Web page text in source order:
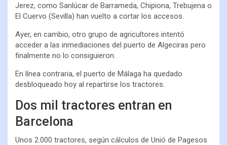
Jerez, como Sanlúcar de Barrameda, Chipiona, Trebujena o
El Cuervo (Sevilla) han vuelto a cortar los accesos.
Ayer, en cambio, otro grupo de agricultores intentó
acceder a las inmediaciones del puerto de Algeciras pero
finalmente no lo consiguieron.
En línea contraria, el puerto de Málaga ha quedado
desbloqueado hoy al repartirse los tractores.
Dos mil tractores entran en
Barcelona
Unos 2.000 tractores, según cálculos de Unió de Pagesos